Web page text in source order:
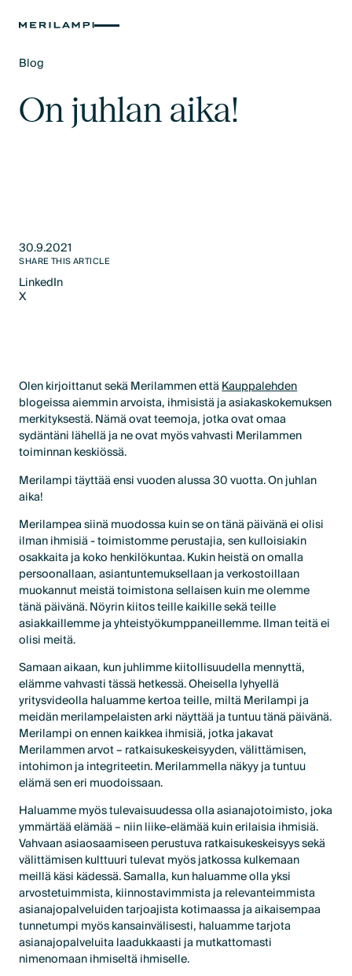
Blog
On juhlan aika!
30.9.2021
SHARE THIS ARTICLE
LinkedIn
LinkedIn
X
Olen kirjoittanut sekä Merilammen ettäKauppalehden
blogeissa aiemmin arvoista, ihmisistä ja asiakaskokemuksen
merkityksestä. Nämä ovat teemoja, jotka ovat omaa
sydäntäni lähellä ja ne ovat myös vahvasti Merilammen
toiminnan keskiössä.
Merilampi täyttää ensi vuoden alussa 30 vuotta. On juhlan
aika!
Merilampea siinä muodossa kuin se on tänä päivänä ei olisi
ilman ihmisiä - toimistomme perustajia, sen kulloisiakin
osakkaita ja koko henkilökuntaa. Kukin heistä on omalla
persoonallaan, asiantuntemuksellaan ja verkostoillaan
muokannut meistä toimistona sellaisen kuin me olemme
tänä päivänä. Nöyrin kiitos teille kaikille sekä teille
asiakkaillemme ja yhteistyökumppaneillemme. Ilman teitä ei
olisi meitä.
Samaan aikaan, kun juhlimme kiitollisuudella mennyttä,
elämme vahvasti tässä hetkessä. Oheisella lyhyellä
yritysvideolla haluamme kertoa teille, miltä Merilampi ja
meidän merilampelaisten arki näyttää ja tuntuu tänä päivänä.
Merilampi on ennen kaikkea ihmisiä, jotka jakavat
Merilammen arvot – ratkaisukeskeisyyden, välittämisen,
intohimon ja integriteetin. Merilammella näkyy ja tuntuu
elämä sen eri muodoissaan.
Haluamme myös tulevaisuudessa olla asianajotoimisto, joka
ymmärtää elämää – niin liike-elämää kuin erilaisia ihmisiä.
Vahvaan asiaosaamiseen perustuva ratkaisukeskeisyys sekä
välittämisen kulttuuri tulevat myös jatkossa kulkemaan
meillä käsi kädessä. Samalla, kun haluamme olla yksi
arvostetuimmista, kiinnostavimmista ja relevanteimmista
asianajopalveluiden tarjoajista kotimaassa ja aikaisempaa
tunnetumpi myös kansainvälisesti, haluamme tarjota
asianajopalveluita laadukkaasti ja mutkattomasti
nimenomaan ihmiseltä ihmiselle.